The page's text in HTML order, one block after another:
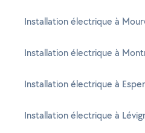
Installation électrique à
Installation électrique à
Installation électrique à
Installation électrique à